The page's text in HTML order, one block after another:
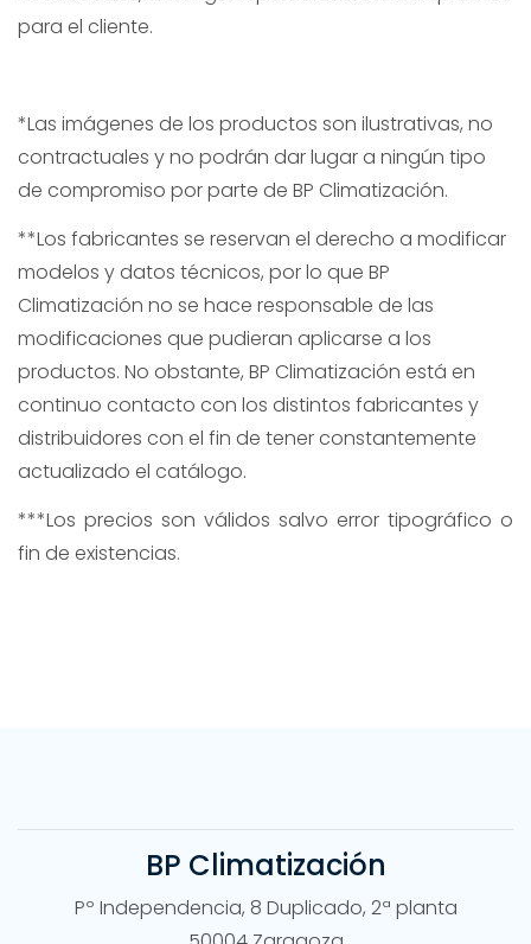
para el cliente.
*Las imágenes de los productos son ilustrativas, no
contractuales y no podrán dar lugar a ningún tipo
de compromiso por parte de BP Climatización.
**Los fabricantes se reservan el derecho a modificar
modelos y datos técnicos, por lo que BP
Climatización no se hace responsable de las
modificaciones que pudieran aplicarse a los
productos. No obstante, BP Climatización está en
continuo contacto con los distintos fabricantes y
distribuidores con el fin de tener constantemente
actualizado el catálogo.
***Los precios son válidos salvo error tipográfico o
fin de existencias.
BP Climatización
Pº Independencia, 8 Duplicado, 2ª planta